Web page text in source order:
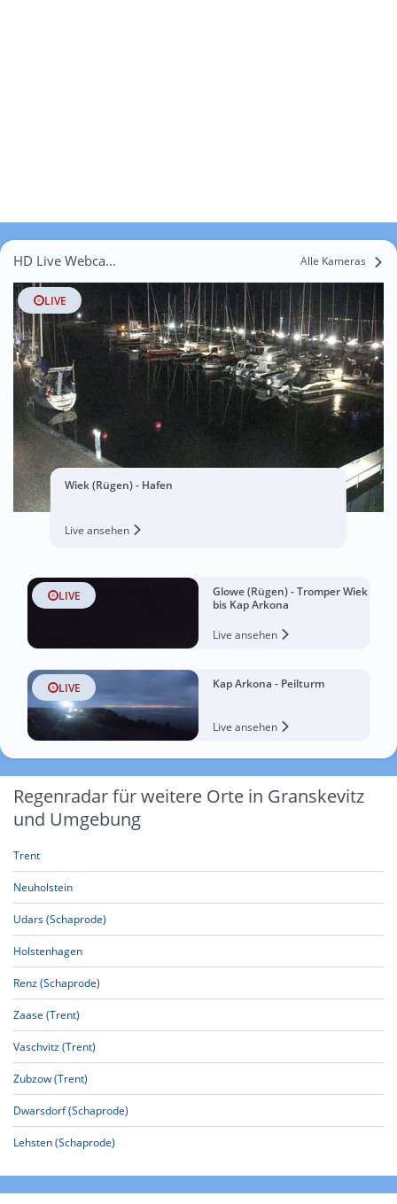
HD Live Webcams Granskevitz Alle Kameras
LIVE
Wiek (Rügen) - Hafen
Live ansehen
LIVE
Glowe (Rügen) - Tromper Wiek
bis Kap Arkona
Live ansehen
LIVE Kap Arkona - Peilturm
Live ansehen
Regenradar für weitere Orte in Granskevitz
und Umgebung
Trent
Neuholstein
Udars (Schaprode)
Holstenhagen
Renz (Schaprode)
Zaase (Trent)
Vaschvitz (Trent)
Zubzow (Trent)
Dwarsdorf (Schaprode)
Lehsten (Schaprode)